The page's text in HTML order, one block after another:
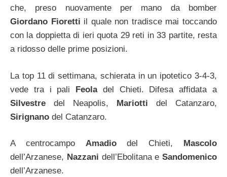
che, preso nuovamente per mano da bomber
Giordano Fioretti il quale non tradisce mai toccando
con la doppietta di ieri quota 29 reti in 33 partite, resta
a ridosso delle prime posizioni.
La top 11 di settimana, schierata in un ipotetico 3-4-3,
vede tra i pali Feoladel Chieti. Difesa affidata a
Silvestre del Neapolis, Mariotti del Catanzaro,
Sirignano del Catanzaro.
A centrocampo Amadiodel Chieti,
Mascolo
dell’Arzanese, Nazzani dell’Ebolitana e Sandomenico
dell’Arzanese.